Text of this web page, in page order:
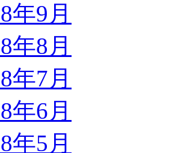
年9月
年8月
年7月
年6月
年5月